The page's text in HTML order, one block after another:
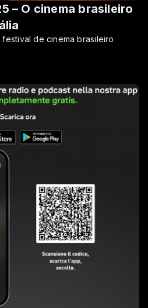
– O cinema brasileiro
de cinema brasileiro